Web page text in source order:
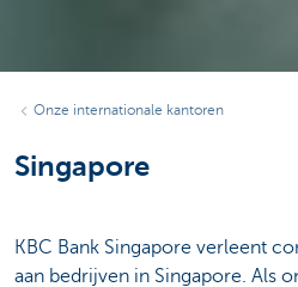
Onze internationale kantoren
Singapore
KBC Bank Singapore verleent
aan bedrijven in Singapore. Als